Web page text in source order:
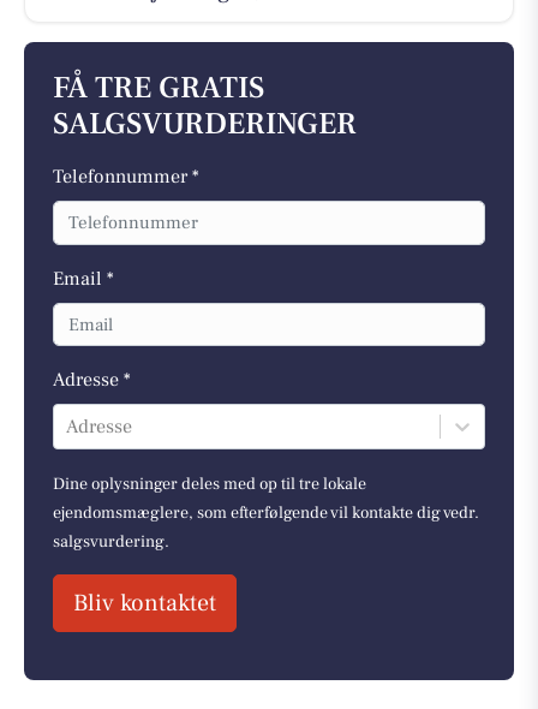
FÅ TRE GRATIS
SALGSVURDERINGER
Telefonnummer *
Email *
Adresse *
Adresse
Dine oplysninger deles med op til tre lokale
ejendomsmæglere, som efterfølgende vil kontakte dig vedr.
salgsvurdering.
Bliv kontaktet